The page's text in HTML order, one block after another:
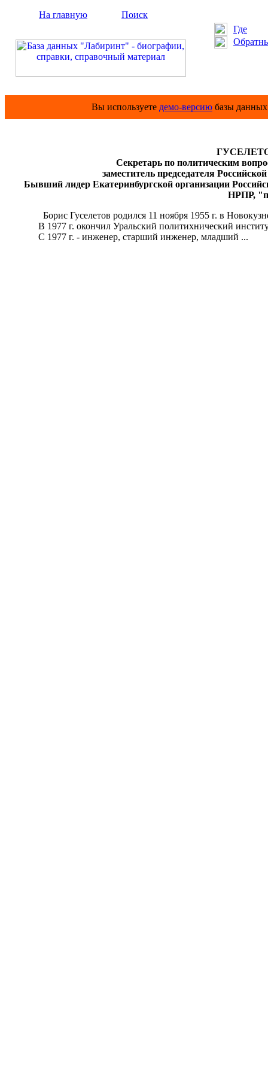
На главную
Поиск
Где
Вы используете демо-версию базы
Секретарь по политическим
заместитель председателя
Бывший лидер Екатеринбургской организации
НРПР,
Борис Гуселетов родился 11 ноября 1955 г. в
В 1977 г. окончил Уральский политихнический
С 1977 г. - инженер, старший инженер, младший ...